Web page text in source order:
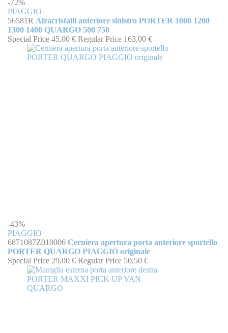
-72%
PIAGGIO
56581R Alzacristalli anteriore sinistro PORTER 1000 1200
1300 1400 QUARGO 500 750
Special Price 45,00 € Regular Price 163,00 €
-43%
PIAGGIO
6871087Z010006 Cerniera apertura porta anteriore sportello
PORTER QUARGO PIAGGIO originale
Special Price 29,00 € Regular Price 50,50 €